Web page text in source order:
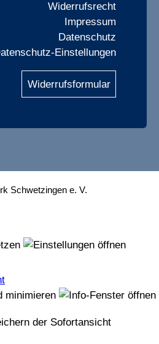
Widerrufsrecht
Impressum
Datenschutz
Einstellungen
Widerrufsformular
Schwetzingen e. V.